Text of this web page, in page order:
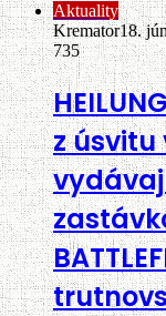
Aktuality
Kremator18.
735
z úsvitu